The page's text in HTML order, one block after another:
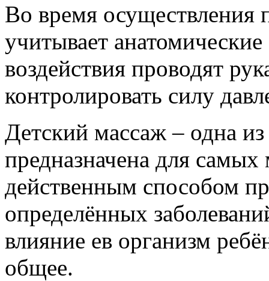
Во время осуществления
учитывает
воздействия проводят
контролировать силу
Детский массаж – одна из
предназначена для самых
действенным способом
определённых
влияние ев организм
общее.